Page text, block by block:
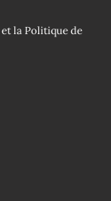
et laPolitique de